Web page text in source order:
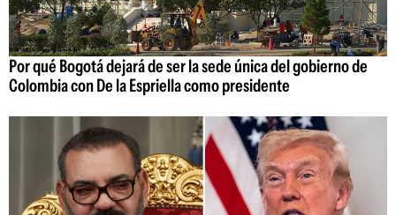
Por qué Bogotá dejará de ser la sede única del gobierno de
Colombia con De la Espriella como presidente